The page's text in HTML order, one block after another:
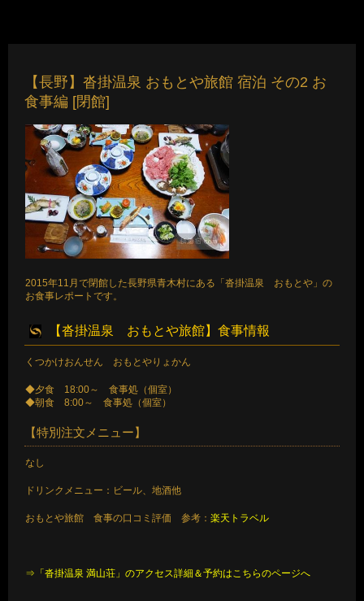
【長野】沓掛温泉 おもとや旅館 宿泊 その2 お
食事編 [閉館]
2015年11月で閉館した長野県青木村にある「沓掛温泉 おもとや」の
お食事レポートです。
【沓掛温泉 おもとや旅館】食事情報
くつかけおんせん おもとやりょかん
◆夕食 18:00～ 食事処（個室）
◆朝食 8:00～ 食事処（個室）
【特別注文メニュー】
なし
ドリンクメニュー：ビール、地酒他
おもとや旅館 食事の口コミ評価 参考：楽天トラベル
⇒「沓掛温泉 満山荘」のアクセス詳細＆予約はこちらのページへ